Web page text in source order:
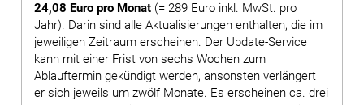
24,08 Euro pro Monat (= 289 Euro inkl. MwSt. pro
Jahr). Darin sind alle Aktualisierungen enthalten, die im
jeweiligen Zeitraum erscheinen. Der Update-Service
kann mit einer Frist von sechs Wochen zum
Ablauftermin gekündigt werden, ansonsten verlängert
er sich jeweils um zwölf Monate. Es erscheinen ca. drei